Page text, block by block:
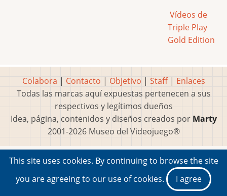
Vídeos de
Triple Play
Gold Edition
Colabora | Contacto | Objetivo | Staff| Enlaces
Todas las marcas aquí expuestas pertenecen a sus
respectivos y legítimos dueños
Idea, página, contenidos y diseños creados por Marty
2001-2026 Museo del Videojuego®
This site uses cookies. By continuing to browse the site
you are agreeing to our use of cookies.
I agree